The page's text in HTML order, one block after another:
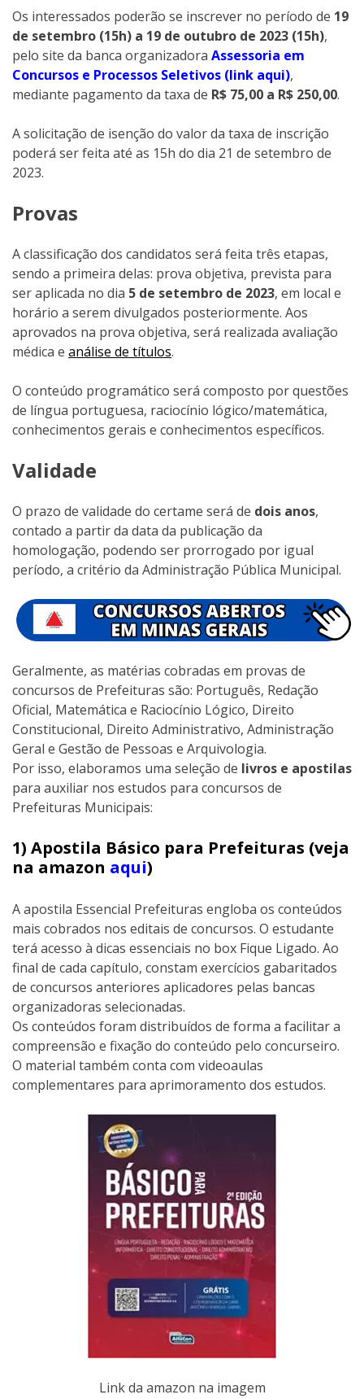
Os interessados poderão se inscrever no período de 19
de setembro (15h) a 19 de outubro de 2023 (15h),
pelo site da banca organizadora Assessoria em
Concursos e Processos Seletivos (link aqui),
mediante pagamento da taxa de R$ 75,00 a R$ 250,00.
A solicitação de isenção do valor da taxa de inscrição
poderá ser feita até as 15h do dia 21 de setembro de
2023.
Provas
A classificação dos candidatos será feita três etapas,
sendo a primeira delas: prova objetiva, prevista para
ser aplicada no dia 5 de setembro de 2023, em local e
horário a serem divulgados posteriormente. Aos
aprovados na prova objetiva, será realizada avaliação
médica e análise de títulos.
O conteúdo programático será composto por questões
de língua portuguesa, raciocínio lógico/matemática,
conhecimentos gerais e conhecimentos específicos.
Validade
O prazo de validade do certame será de dois anos,
contado a partir da data da publicação da
homologação, podendo ser prorrogado por igual
período, a critério da Administração Pública Municipal.
Geralmente, as matérias cobradas em provas de
concursos de Prefeituras são: Português, Redação
Oficial, Matemática e Raciocínio Lógico, Direito
Constitucional, Direito Administrativo, Administração
Geral e Gestão de Pessoas e Arquivologia.
Por isso, elaboramos uma seleção de livros e apostilas
para auxiliar nos estudos para concursos de
Prefeituras Municipais:
1) Apostila Básico para Prefeituras (veja
na amazon aqui)
A apostila Essencial Prefeituras engloba os conteúdos
mais cobrados nos editais de concursos. O estudante
terá acesso à dicas essenciais no box Fique Ligado. Ao
final de cada capítulo, constam exercícios gabaritados
de concursos anteriores aplicadores pelas bancas
organizadoras selecionadas.
Os conteúdos foram distribuídos de forma a facilitar a
compreensão e fixação do conteúdo pelo concurseiro.
O material também conta com videoaulas
complementares para aprimoramento dos estudos.
Link da amazon na imagem